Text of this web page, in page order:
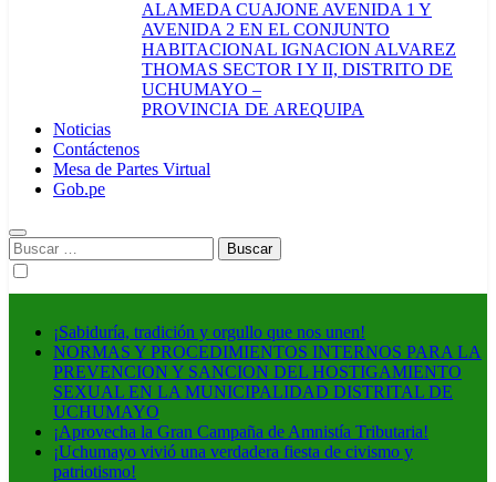
ALAMEDA CUAJONE AVENIDA 1 Y
AVENIDA 2 EN EL CONJUNTO
HABITACIONAL IGNACION ALVAREZ
THOMAS SECTOR I Y II, DISTRITO DE
UCHUMAYO –
PROVINCIA DE AREQUIPA
Noticias
Contáctenos
Mesa de Partes Virtual
Gob.pe
Buscar:
¡Sabiduría, tradición y orgullo que nos unen!
NORMAS Y PROCEDIMIENTOS INTERNOS PARA LA
PREVENCION Y SANCION DEL HOSTIGAMIENTO
SEXUAL EN LA MUNICIPALIDAD DISTRITAL DE
UCHUMAYO
¡Aprovecha la Gran Campaña de Amnistía Tributaria!
¡Uchumayo vivió una verdadera fiesta de civismo y
patriotismo!